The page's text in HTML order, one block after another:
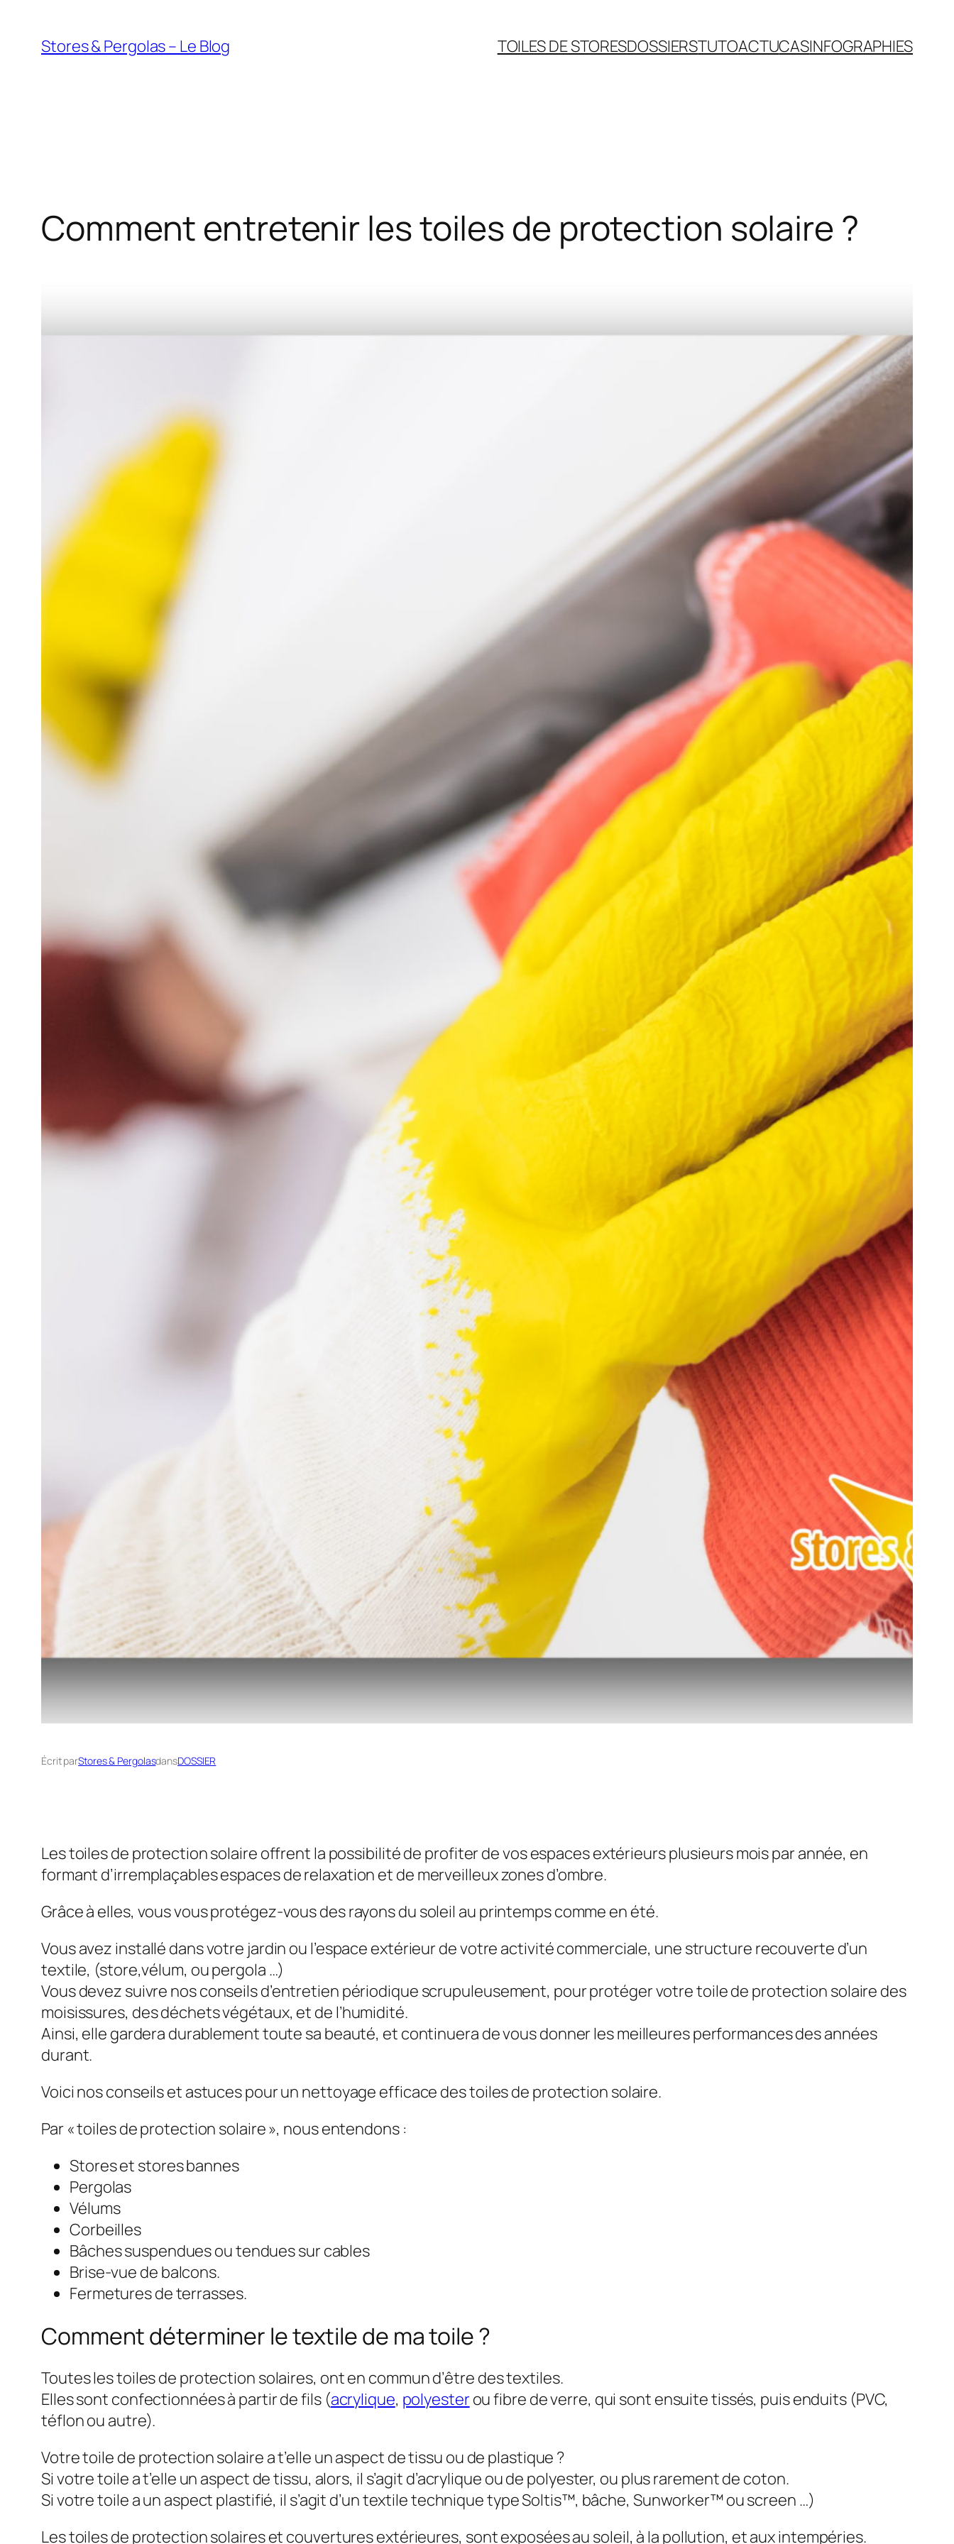
contenu
Stores & Pergolas – Le Blog TOILES DE STORESDOSSIERSTUTOACTUCASINFOGRAPHIES
Comment entretenir les toiles de protection solaire ?
Écrit parStores & PergolasdansDOSSIER
Les toiles de protection solaire offrent la possibilité de profiter de vos espaces extérieurs plusieurs mois par année, en
formant d’irremplaçables espaces de relaxation et de merveilleux zones d’ombre.
Grâce à elles, vous vous protégez-vous des rayons du soleil au printemps comme en été.
Vous avez installé dans votre jardin ou l’espace extérieur de votre activité commerciale, une structure recouverte d’un
textile, (store,vélum, ou pergola …)
Vous devez suivre nos conseils d’entretien périodique scrupuleusement, pour protéger votre toile de protection solaire des
moisissures, des déchets végétaux, et de l’humidité.
Ainsi, elle gardera durablement toute sa beauté, et continuera de vous donner les meilleures performances des années
durant.
Voici nos conseils et astuces pour un nettoyage efficace des toiles de protection solaire.
Par « toiles de protection solaire », nous entendons :
Stores et stores bannes
Pergolas
Vélums
Corbeilles
Bâches suspendues ou tendues sur cables
Brise-vue de balcons.
Fermetures de terrasses.
Comment déterminer le textile de ma toile ?
Toutes les toiles de protection solaires, ont en commun d’être des textiles.
Elles sont confectionnées à partir de fils (acrylique, polyesterou fibre de verre, qui sont ensuite tissés, puis enduits (PVC,
téflon ou autre).
Votre toile de protection solaire a t’elle un aspect de tissu ou de plastique ?
Si votre toile a t’elle un aspect de tissu, alors, il s’agit d’acrylique ou de polyester, ou plus rarement de coton.
Si votre toile a un aspect plastifié, il s’agit d’un textile technique type Soltis™, bâche, Sunworker™ ou screen …)
Les toiles de protection solaires et couvertures extérieures, sont exposées au soleil, à la pollution, et aux intempéries.